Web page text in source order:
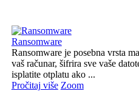
Ransomware
Ransomware je posebna vrsta
vaš računar, šifrira sve vaše
isplatite otplatu ako ...
Pročitaj više Zoom